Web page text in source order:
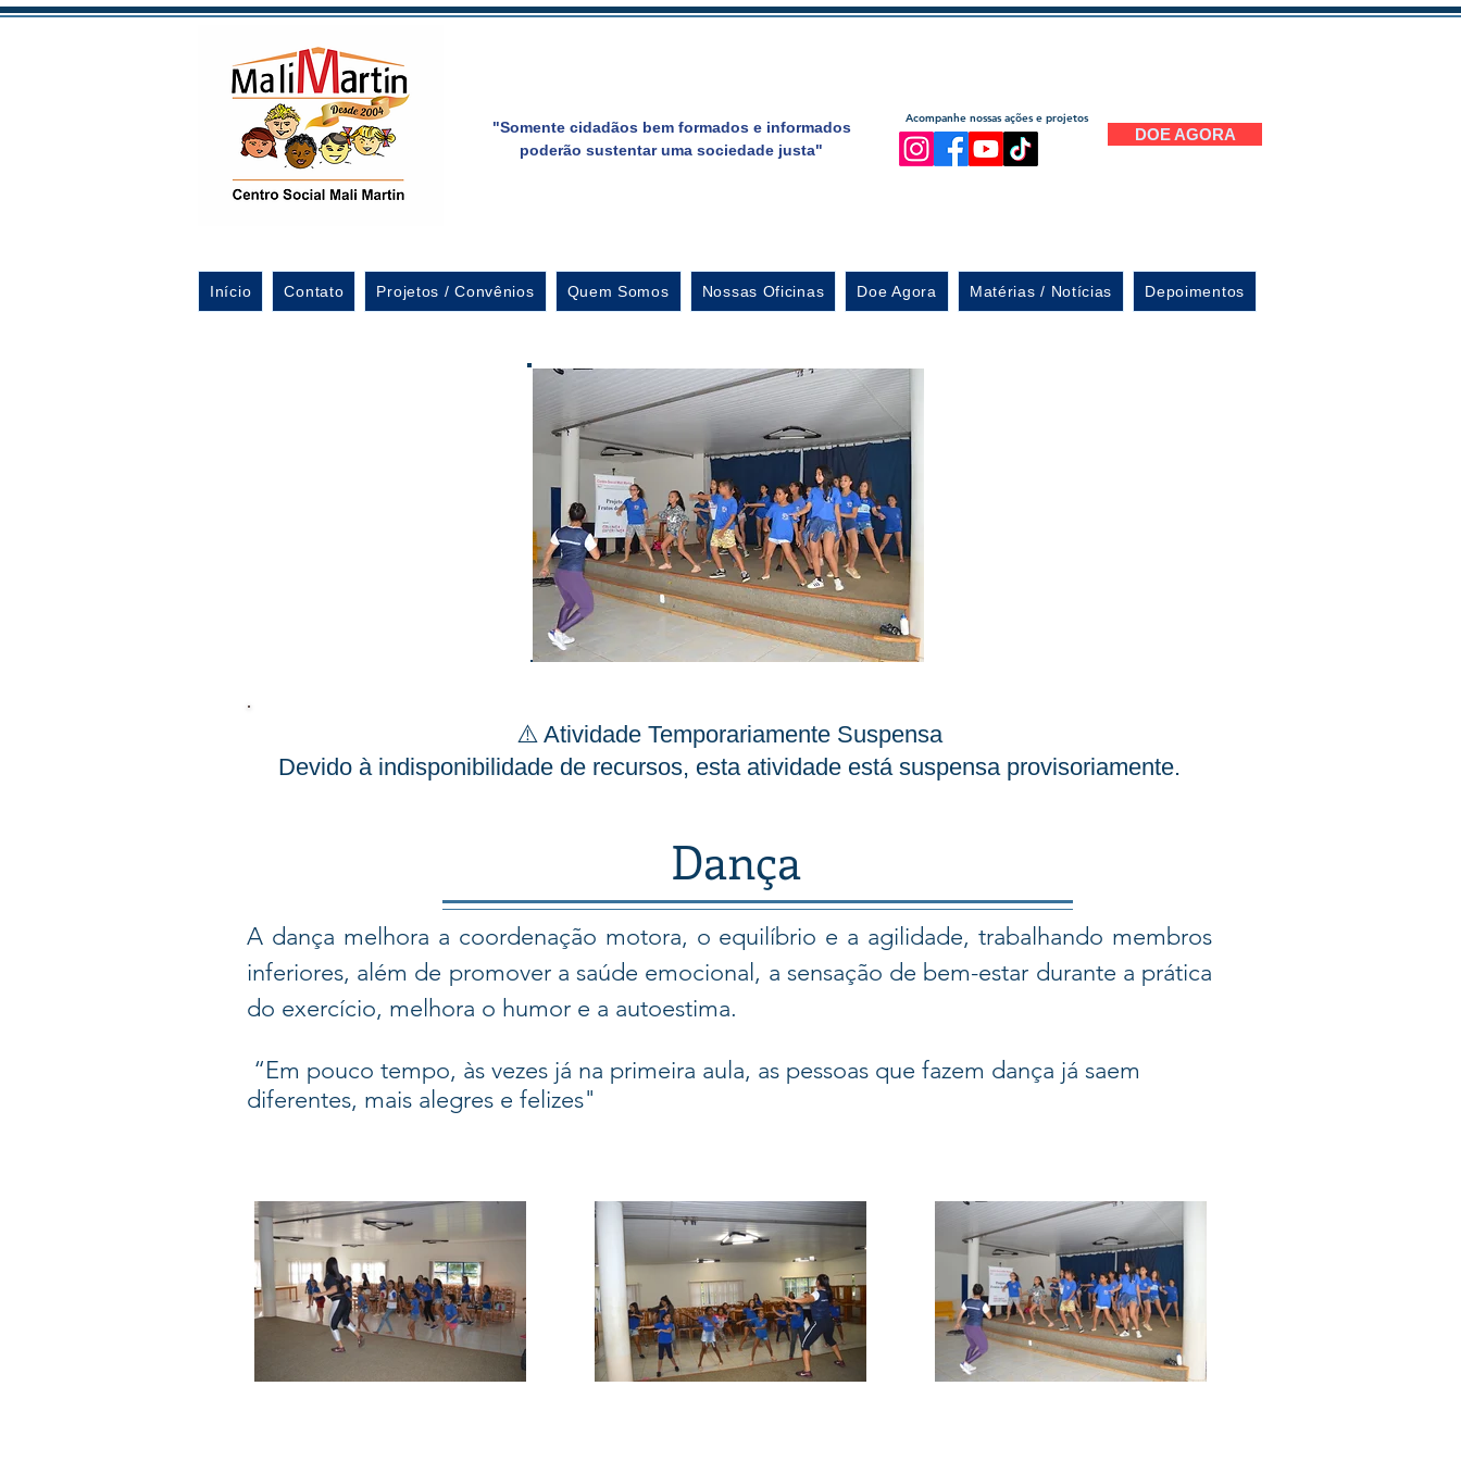
"Somente cidadãos bem formados e informados
poderão sustentar uma sociedade justa"
Acompanhe nossas ações e projetos
DOE AGORA
Início Contato Projetos / Convênios Quem Somos Nossas Oficinas Doe Agora Matérias / Notícias Depoimentos
⚠️ Atividade Temporariamente Suspensa
Devido à indisponibilidade de recursos, esta atividade está suspensa provisoriamente.
Dança
A dança melhora a coordenação motora, o equilíbrio e a agilidade, trabalhando membros
inferiores, além de promover a saúde emocional, a sensação de bem-estar durante a prática
do exercício, melhora o humor e a autoestima.
“Em pouco tempo, às vezes já na primeira aula, as pessoas que fazem dança já saem
diferentes, mais alegres e felizes"